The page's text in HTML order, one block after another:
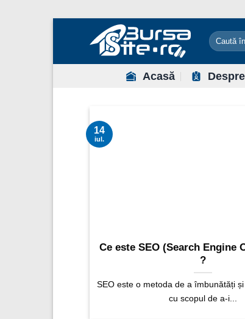
Acasă Despre
Ce este SEO (Search Engine
?
SEO este o metoda de a îmbunătăți
cu scopul de a-i...
14
iul.